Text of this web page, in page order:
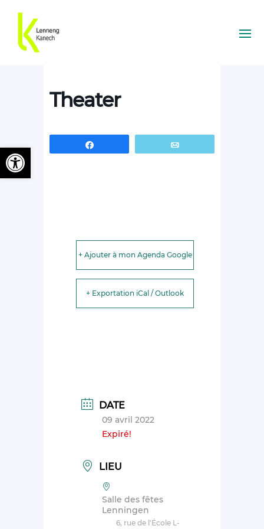
Theater
+ Ajouter à mon Agenda Google
+ Exportation iCal / Outlook
DATE
09 avril 2022
Expiré!
LIEU
Salle des fêtes
Lenningen
6, rue de l'École L-
Ouvrir la barre d’outils